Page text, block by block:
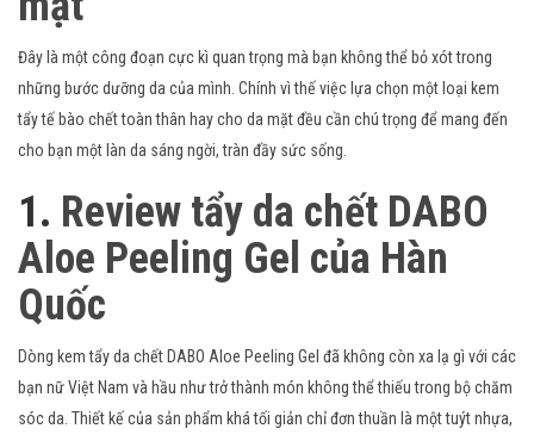
Đây là một công đoạn cực kì quan trọng mà bạn không thể bỏ xót trong
những bước dưỡng da của mình. Chính vì thế việc lựa chọn một loại kem
tẩy tế bào chết toàn thân hay cho da mặt đều cần chú trọng để mang đến
cho bạn một làn da sáng ngời, tràn đầy sức sống.
1. Review tẩy da chết DABO
Aloe Peeling Gel của Hàn
Quốc
Dòng kem tẩy da chết DABO Aloe Peeling Gel đã không còn xa lạ gì với các
bạn nữ Việt Nam và hầu như trở thành món không thể thiếu trong bộ chăm
sóc da. Thiết kế của sản phẩm khá tối giản chỉ đơn thuần là một tuýt nhựa,